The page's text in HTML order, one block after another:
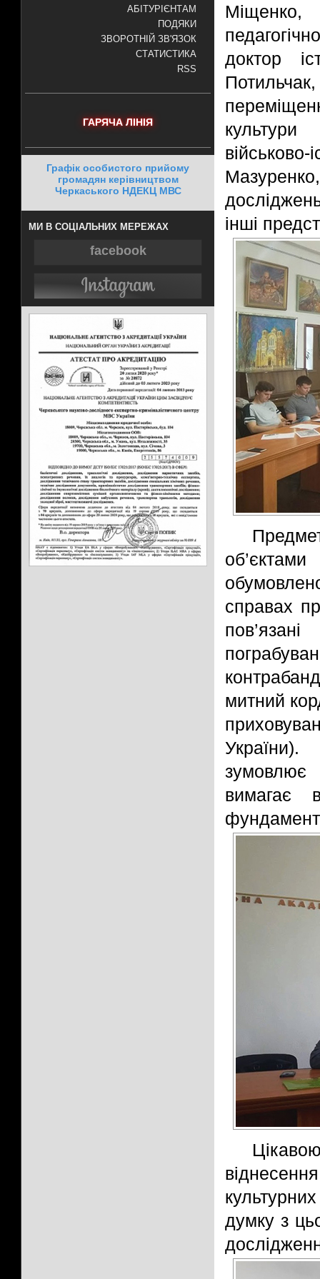
АБІТУРІЄНТАМ
ПОДЯКИ
ЗВОРОТНІЙ ЗВ'ЯЗОК
СТАТИСТИКА
RSS
ГАРЯЧА ЛІНІЯ
Графік особистого прийому
громадян керівництвом
Черкаського НДЕКЦ МВС
МИ В СОЦІАЛЬНИХ МЕРЕЖАХ
facebook
Міщенко,
доктор
інші
справах
митний
України).
зумовлює
вимагає
думку з